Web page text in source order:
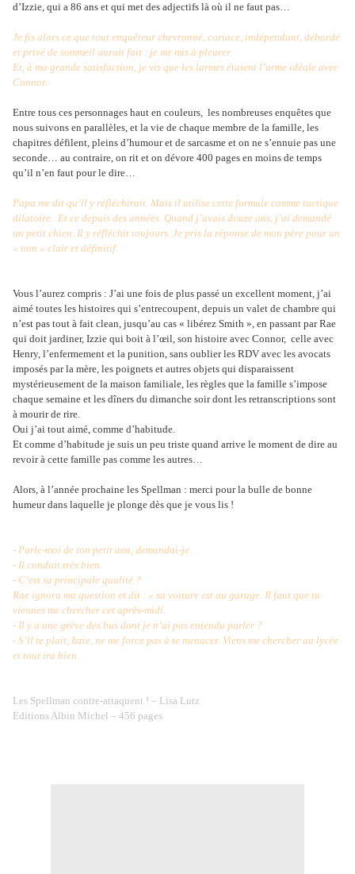
d’Izzie, qui a 86 ans et qui met des adjectifs là où il ne faut pas…
Je fis alors ce que tout enquêteur chevronné, coriace, indépendant, débordé
et privé de sommeil aurait fait : je me mis à pleurer.
Et, à ma grande satisfaction, je vis que les larmes étaient l’arme idéale avec
Connor.
Entre tous ces personnages haut en couleurs, les nombreuses enquêtes que
nous suivons en parallèles, et la vie de chaque membre de la famille, les
chapitres défilent, pleins d’humour et de sarcasme et on ne s’ennuie pas une
seconde… au contraire, on rit et on dévore 400 pages en moins de temps
qu’il n’en faut pour le dire…
Papa me dit qu’il y réfléchirait. Mais il utilise cette formule comme tactique
dilatoire. Et ce depuis des années. Quand j’avais douze ans, j’ai demandé
un petit chien. Il y réfléchit toujours. Je pris la réponse de mon père pour un
« non » clair et définitif.
Vous l’aurez compris : J’ai une fois de plus passé un excellent moment, j’ai
aimé toutes les histoires qui s’entrecoupent, depuis un valet de chambre qui
n’est pas tout à fait clean, jusqu’au cas « libérez Smith », en passant par Rae
qui doit jardiner, Izzie qui boit à l’œil, son histoire avec Connor, celle avec
Henry, l’enfermement et la punition, sans oublier les RDV avec les avocats
imposés par la mère, les poignets et autres objets qui disparaissent
mystérieusement de la maison familiale, les règles que la famille s’impose
chaque semaine et les dîners du dimanche soir dont les retranscriptions sont
à mourir de rire.
Oui j’ai tout aimé, comme d’habitude.
Et comme d’habitude je suis un peu triste quand arrive le moment de dire au
revoir à cette famille pas comme les autres…
Alors, à l’année prochaine les Spellman : merci pour la bulle de bonne
humeur dans laquelle je plonge dès que je vous lis !
- Parle-moi de ton petit ami, demandai-je.
- Il conduit très bien.
- C’est sa principale qualité ?
Rae ignora ma question et dit : « sa voiture est au garage. Il faut que tu
viennes me chercher cet après-midi.
- Il y a une grève des bus dont je n’ai pas entendu parler ?
- S’il te plait, Izzie, ne me force pas à te menacer. Viens me chercher au lycée
et tout ira bien.
Les Spellman contre-attaquent ! – Lisa Lutz
Editions Albin Michel – 456 pages